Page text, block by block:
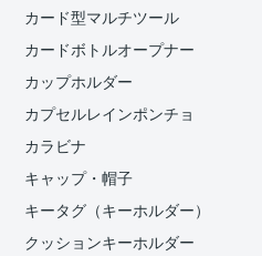
カード型マルチツール
カードボトルオープナー
カップホルダー
カプセルレインポンチョ
カラビナ
キャップ・帽子
キータグ（キーホルダー）
クッションキーホルダー